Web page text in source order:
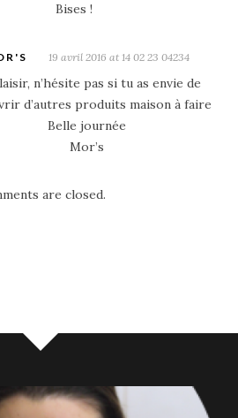
Bises !
19 avril 2016 at 14 02 23 04234
n’hésite pas si tu as envie de
d’autres produits maison à faire
Belle journée
Mor’s
are closed.